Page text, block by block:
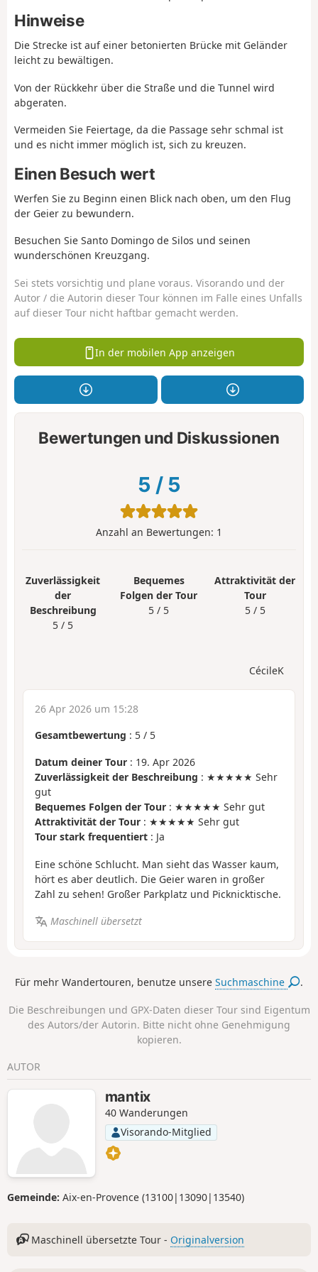
Hinweise
Die Strecke ist auf einer betonierten Brücke mit Geländer
leicht zu bewältigen.
Von der Rückkehr über die Straße und die Tunnel wird
abgeraten.
Vermeiden Sie Feiertage, da die Passage sehr schmal ist
und es nicht immer möglich ist, sich zu kreuzen.
Einen Besuch wert
Werfen Sie zu Beginn einen Blick nach oben, um den Flug
der Geier zu bewundern.
Besuchen Sie Santo Domingo de Silos und seinen
wunderschönen Kreuzgang.
Sei stets vorsichtig und plane voraus. Visorando und der
Autor / die Autorin dieser Tour können im Falle eines Unfalls
auf dieser Tour nicht haftbar gemacht werden.
In der mobilen App anzeigen
Bewertungen und Diskussionen
5 / 5
Anzahl an Bewertungen: 1
Zuverlässigkeit
der
Beschreibung
5 / 5
Bequemes
Folgen der Tour
5 / 5
Attraktivität der
Tour
5 / 5
CécileK
26 Apr 2026 um 15:28
Gesamtbewertung : 5 / 5
Datum deiner Tour : 19. Apr 2026
Zuverlässigkeit der Beschreibung : ★★★★★ Sehr
gut
Bequemes Folgen der Tour : ★★★★★ Sehr gut
Attraktivität der Tour : ★★★★★ Sehr gut
Tour stark frequentiert : Ja
Eine schöne Schlucht. Man sieht das Wasser kaum,
hört es aber deutlich. Die Geier waren in großer
Zahl zu sehen! Großer Parkplatz und Picknicktische.
Maschinell übersetzt
Für mehr Wandertouren, benutze unsereSuchmaschine .
Die Beschreibungen und GPX-Daten dieser Tour sind Eigentum
des Autors/der Autorin. Bitte nicht ohne Genehmigung
kopieren.
AUTOR
mantix
40 Wanderungen
Visorando-Mitglied
Gemeinde: Aix-en-Provence (13100|13090|13540)
Maschinell übersetzte Tour - Originalversion